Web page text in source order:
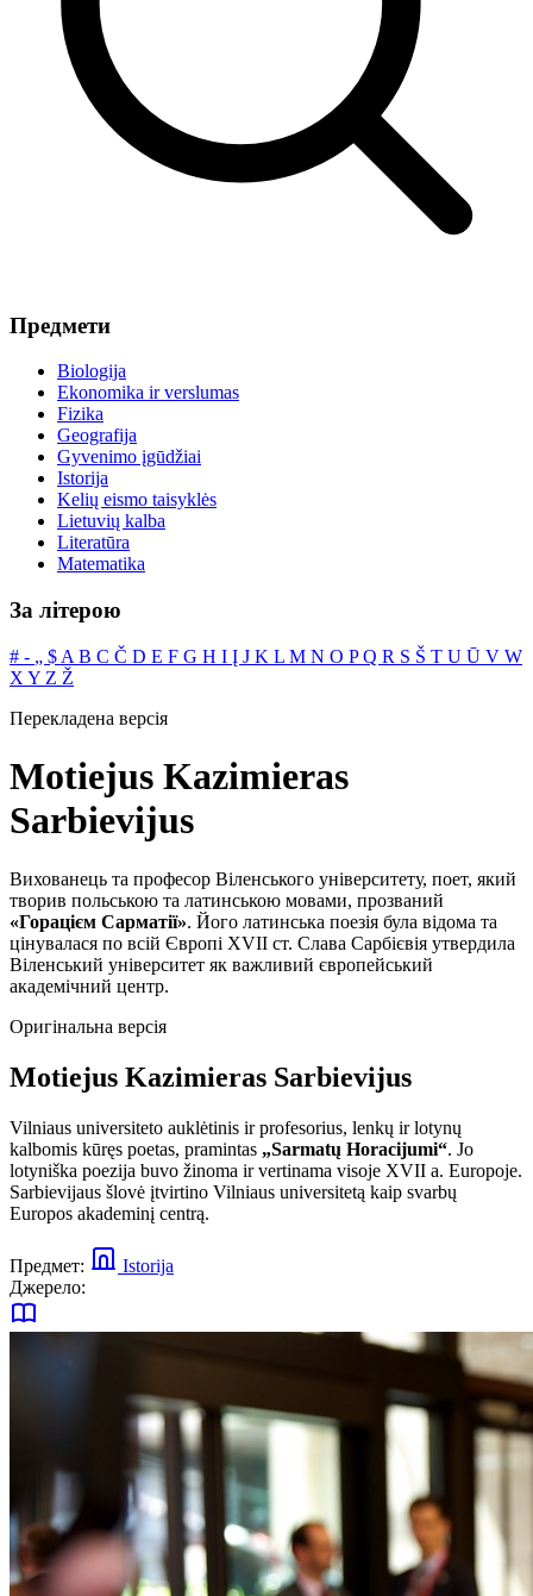
Предмети
Biologija
Ekonomika ir verslumas
Fizika
Geografija
Gyvenimo įgūdžiai
Istorija
Kelių eismo taisyklės
Lietuvių kalba
Literatūra
Matematika
За літерою
# ‐ „ $ A B C Č D E F G H I Į J K L M N O PQ R S Š T U Ū V W
X Y Z Ž
Перекладена версія
Motiejus Kazimieras
Sarbievijus
Вихованець та професор Віленського університету, поет, який
творив польською та латинською мовами, прозваний
«Горацієм Сарматії». Його латинська поезія була відома та
цінувалася по всій Європі XVII ст. Слава Сарбієвія утвердила
Віленський університет як важливий європейський
академічний центр.
Оригінальна версія
Motiejus Kazimieras Sarbievijus
Vilniaus universiteto auklėtinis ir profesorius, lenkų ir lotynų
kalbomis kūręs poetas, pramintas „Sarmatų Horacijumi“. Jo
lotyniška poezija buvo žinoma ir vertinama visoje XVII a. Europoje.
Sarbievijaus šlovė įtvirtino Vilniaus universitetą kaip svarbų
Europos akademinį centrą.
Предмет:
Istorija
Джерело: